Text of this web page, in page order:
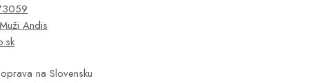
Muži Andis
na Slovensku